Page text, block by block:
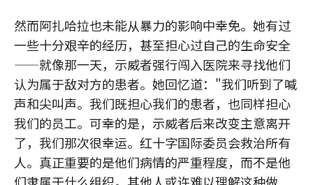
然而阿扎哈拉也未能从暴力的影响中幸免。她有过
一些十分艰辛的经历，甚至担心过自己的生命安全
——就像那一天，示威者强行闯入医院来寻找他们
认为属于敌对方的患者。她回忆道："我们听到了喊
声和尖叫声。我们既担心我们的患者，也同样担心
我们的员工。可幸的是，示威者后来改变主意离开
了，我们那次很幸运。红十字国际委员会救治所有
人。真正重要的是他们病情的严重程度，而不是他